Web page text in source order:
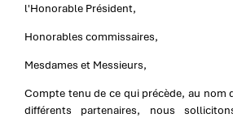
l'Honorable Président,
Honorables commissaires,
Mesdames et Messieurs,
Compte tenu de ce qui précède, au nom
différents partenaires, nous